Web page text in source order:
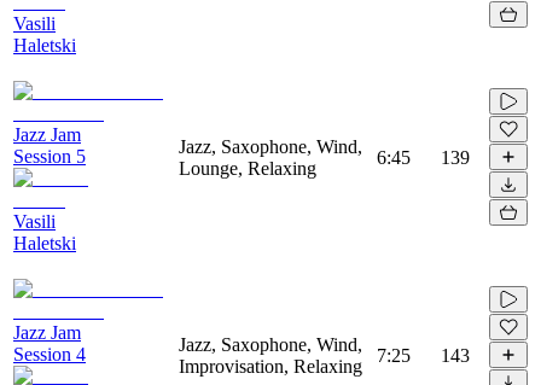
Vasili
Haletski
Jazz Jam
Session 5
Vasili
Haletski
Jazz, Saxophone, Wind,
Lounge, Relaxing
6:45 139
Jazz Jam
Session 4
Jazz, Saxophone, Wind,
Improvisation, Relaxing
7:25 143